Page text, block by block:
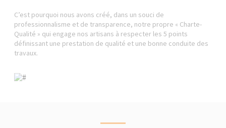
C’est pourquoi nous avons créé, dans un souci de
professionnalisme et de transparence, notre propre « Charte-
Qualité » qui engage nos artisans à respecter les 5 points
définissant une prestation de qualité et une bonne conduite des
travaux.